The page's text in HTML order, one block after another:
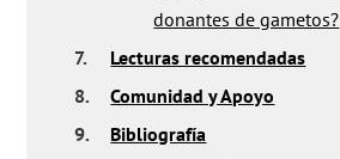
donantes de gametos?
7.
Lecturas recomendadas
8.
Comunidad y Apoyo
9.
Bibliografía